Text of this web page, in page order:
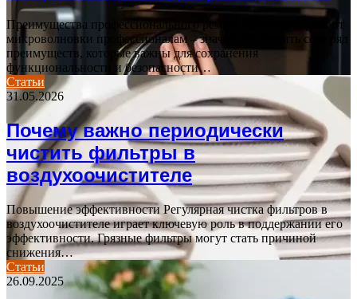
Преимущества профессионального ремонта Доверить ремонт
микроволновки профессионалам – значит обеспечить себе ряд
преимуществ, которые важны для сохранения
функциональности и безопасности…
Статьи
31.05.2026
Почему важно периодически
чистить фильтры в
воздухоочистителе
Повышение эффективности Регулярная чистка фильтров в
воздухоочистителе играет ключевую роль в поддержании его
эффективности. Грязные фильтры могут стать причиной
снижения…
Статьи
26.09.2025